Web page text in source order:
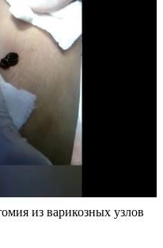
из варикозных узлов